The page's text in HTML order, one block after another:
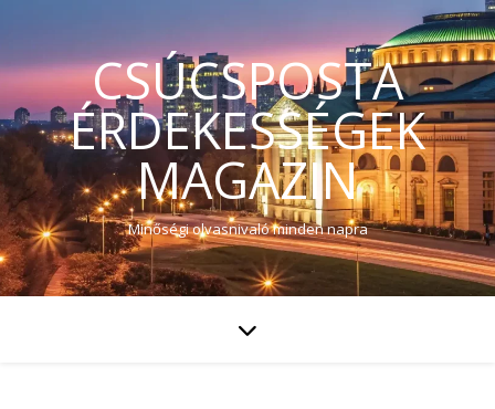
CSÚCSPOSTA
ÉRDEKESSÉGEK
MAGAZIN
Minőségi olvasnivaló minden napra